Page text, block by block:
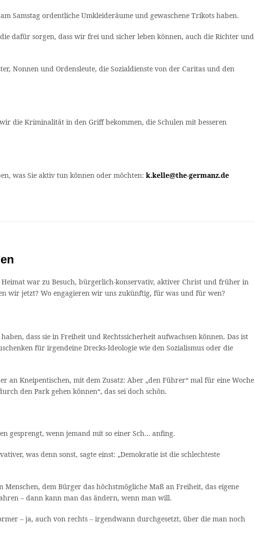
Samstag ordentliche Umkleideräume und gewaschene Trikots haben.
dafür sorgen, dass wir frei und sicher leben können, auch die Richter und
Nonnen und Ordensleute, die Sozialdienste von der Caritas und den
die Kriminalität in den Griff bekommen, die Schulen mit besseren
was Sie aktiv tun können oder möchten: k.kelle@the-germanz.de
war zu Besuch, bürgerlich-konservativ, aktiver Christ und früher in
wir jetzt? Wo engagieren wir uns zukünftig, für was und für wen?
dass sie in Freiheit und Rechtssicherheit aufwachsen können. Das ist
für irgendeine Drecks-Ideologie wie den Sozialismus oder die
an Kneipentischen, mit dem Zusatz: Aber „den Führer“ mal für eine Woche
den Park gehen können“, das sei doch schön.
gesprengt, wenn jemand mit so einer Sch… anfing.
was denn sonst, sagte einst: „Demokratie ist die schlechteste
dem Bürger das höchstmögliche Maß an Freiheit, das eigene
– dann kann man das ändern, wenn man will.
– ja, auch von rechts – irgendwann durchgesetzt, über die man noch